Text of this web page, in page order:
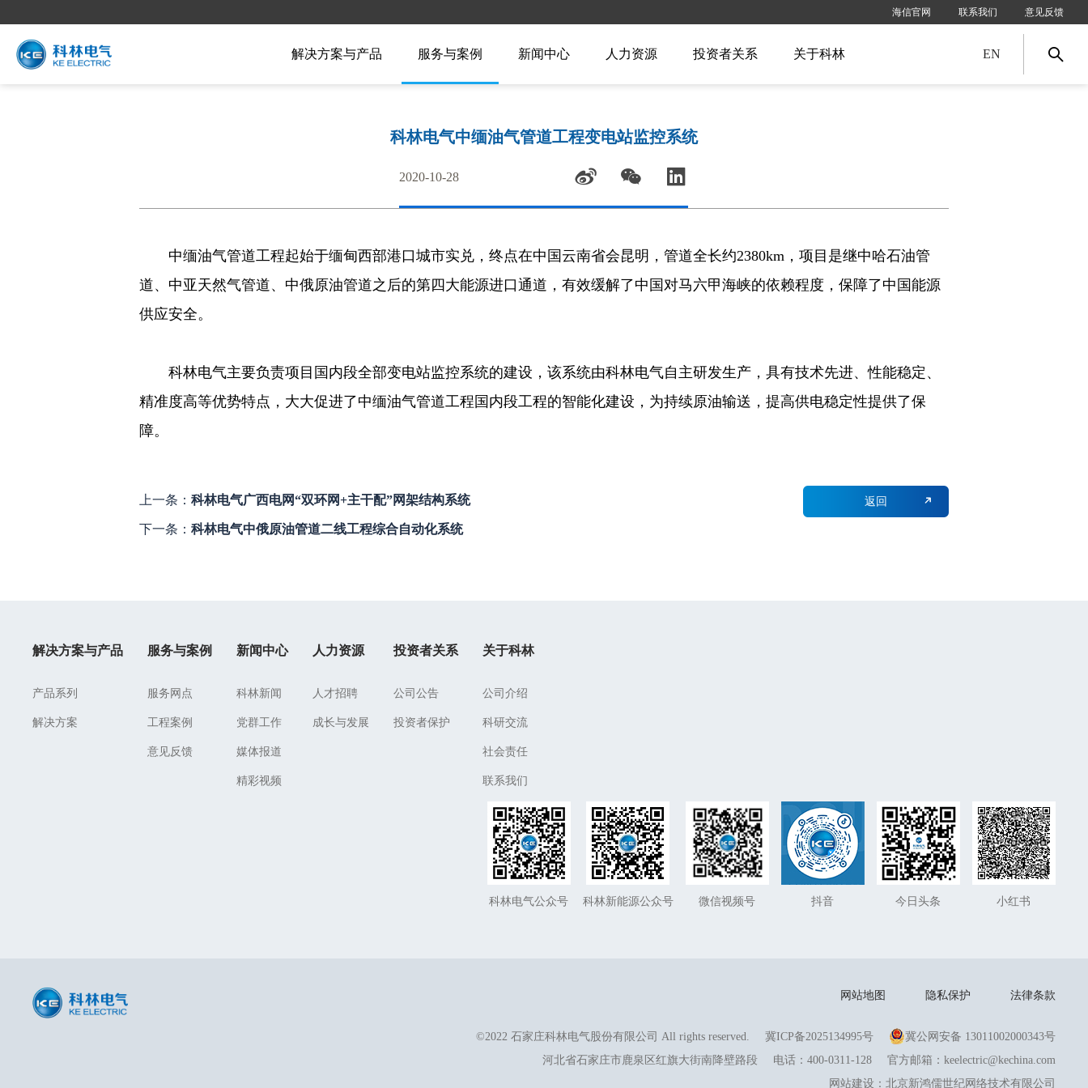
海信官网 联系我们 意见反馈
EN
解决方案与产品 服务与案例 新闻中心 人力资源 投资者关系 关于科林
科林电气中缅油气管道工程变电站监控系统
2020-10-28
中缅油气管道工程起始于缅甸西部港口城市实兑，终点在中国云南省会昆明，管道全长约2380km，项目是继中哈石油管
道、中亚天然气管道、中俄原油管道之后的第四大能源进口通道，有效缓解了中国对马六甲海峡的依赖程度，保障了中国能源
供应安全。
科林电气主要负责项目国内段全部变电站监控系统的建设，该系统由科林电气自主研发生产，具有技术先进、性能稳定、
精准度高等优势特点，大大促进了中缅油气管道工程国内段工程的智能化建设，为持续原油输送，提高供电稳定性提供了保
障。
上一条： 科林电气广西电网“双环网+主干配”网架结构系统
下一条： 科林电气中俄原油管道二线工程综合自动化系统
返回
解决方案与产品
产品系列
解决方案
服务与案例
服务网点
工程案例
意见反馈
新闻中心
科林新闻
党群工作
媒体报道
精彩视频
人力资源
人才招聘
成长与发展
投资者关系
公司公告
投资者保护
关于科林
公司介绍
科研交流
社会责任
联系我们
科林电气公众号 科林新能源公众号 微信视频号 抖音 今日头条 小红书
网站地图 隐私保护 法律条款
©2022 石家庄科林电气股份有限公司 All rights reserved. 冀ICP备2025134995号
冀公网安备 13011002000343号
河北省石家庄市鹿泉区红旗大街南降壁路段
电话： 400-0311-128 官方邮箱： keelectric@kechina.com
网站建设：北京新鸿儒世纪网络技术有限公司